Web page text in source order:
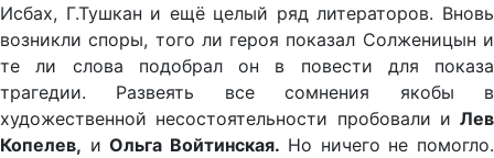
Исбах, Г.Тушкан и ещё целый ряд литераторов. Вновь
возникли споры, того ли героя показал Солженицын и
те ли слова подобрал он в повести для показа
трагедии. Развеять все сомнения якобы в
художественной несостоятельности пробовали и Лев
Копелев, иОльга Войтинская. Но ничего не помогло.